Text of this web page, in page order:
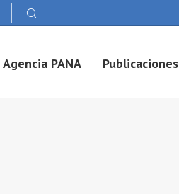
Agencia PANA Publicaciones